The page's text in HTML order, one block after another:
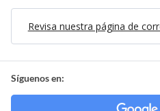
Revisa nuestra página de
Síguenos en: